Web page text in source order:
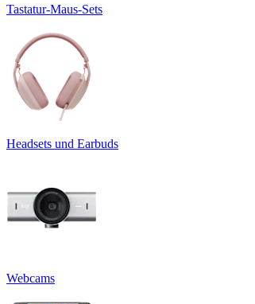
Tastatur-Maus-Sets
Headsets und Earbuds
Webcams